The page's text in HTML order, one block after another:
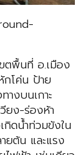
ตพื้นที่ อ.เมือง
กโค่น ป้าย
างบนเกาะ
ยง-ร่องห้า
ดน้ำท่วมขังใน
ยต้น และแรง